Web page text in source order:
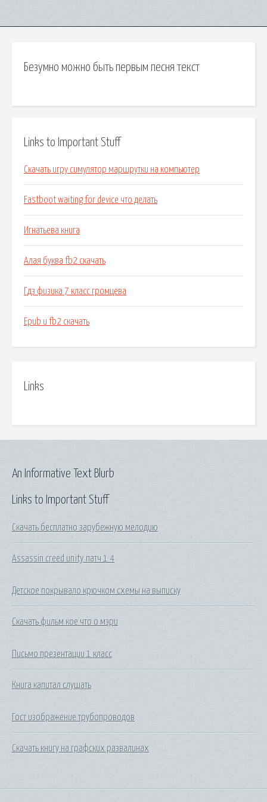
Безумно можно быть первым песня текст
Links to Important Stuff
Скачать игру симулятор маршрутки на компьютер
Fastboot waiting for device что делать
Игнатьева книга
Алая буква fb2 скачать
Гдз физика 7 класс громцева
Epub и fb2 скачать
Links
Links to Important Stuff
Скачать бесплатно зарубежную мелодию
Assassin creed unity патч 1 4
Детское покрывало крючком схемы на выписку
Скачать фильм кое что о мэри
Письмо презентации 1 класс
Книга капитал слушать
Гост изображение трубопроводов
Скачать книгу на графских развалинах
An Informative Text Blurb